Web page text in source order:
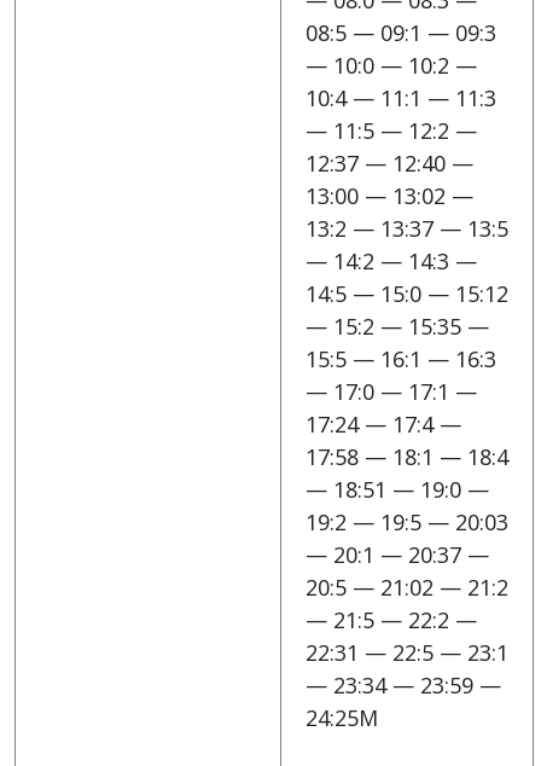
08:5 — 09:1 — 09:3
— 10:0 — 10:2 —
10:4 — 11:1 — 11:3
— 11:5 — 12:2 —
12:37 — 12:40 —
13:00 — 13:02 —
13:2 — 13:37 — 13:5
— 14:2 — 14:3 —
14:5 — 15:0 — 15:12
— 15:2 — 15:35 —
15:5 — 16:1 — 16:3
— 17:0 — 17:1 —
17:24 — 17:4 —
17:58 — 18:1 — 18:4
— 18:51 — 19:0 —
19:2 — 19:5 — 20:03
— 20:1 — 20:37 —
20:5 — 21:02 — 21:2
— 21:5 — 22:2 —
22:31 — 22:5 — 23:1
— 23:34 — 23:59 —
24:25M